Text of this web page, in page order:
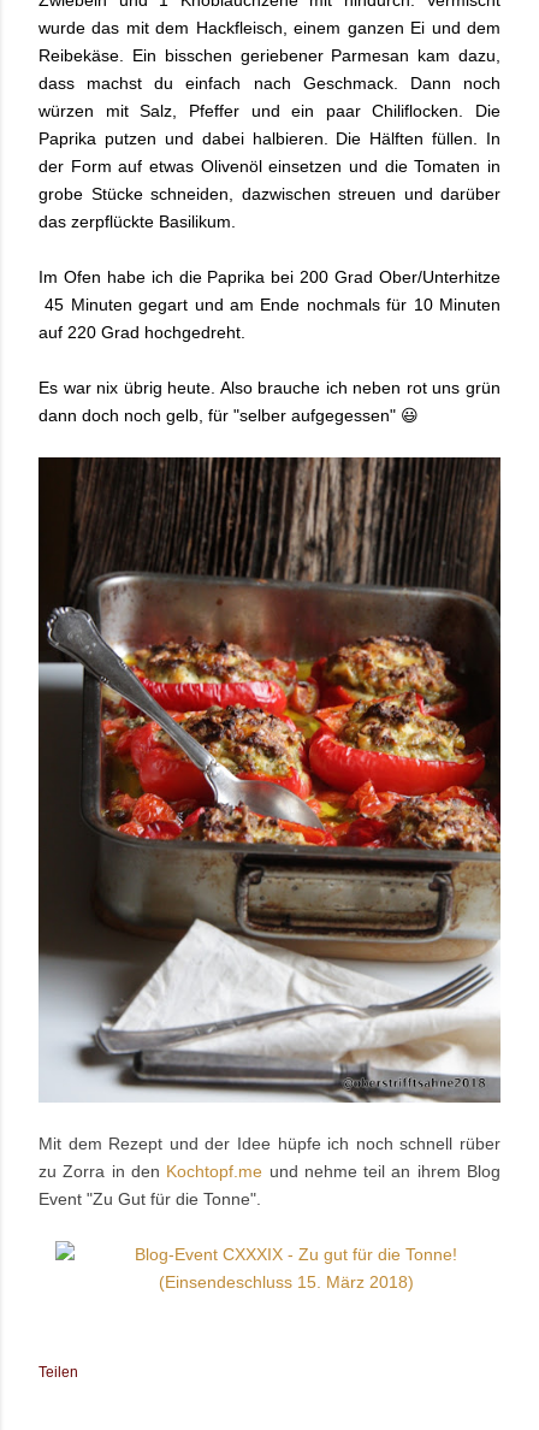
wurde das mit dem Hackfleisch, einem ganzen Ei und dem
Reibekäse. Ein bisschen geriebener Parmesan kam dazu,
dass machst du einfach nach Geschmack. Dann noch
würzen mit Salz, Pfeffer und ein paar Chiliflocken. Die
Paprika putzen und dabei halbieren. Die Hälften füllen. In
der Form auf etwas Olivenöl einsetzen und die Tomaten in
grobe Stücke schneiden, dazwischen streuen und darüber
das zerpflückte Basilikum.
Im Ofen habe ich die Paprika bei 200 Grad Ober/Unterhitze
45 Minuten gegart und am Ende nochmals für 10 Minuten
auf 220 Grad hochgedreht.
Es war nix übrig heute. Also brauche ich neben rot uns grün
dann doch noch gelb, für "selber aufgegessen" 😃
Mit dem Rezept und der Idee hüpfe ich noch schnell rüber
zu Zorra in den Kochtopf.me und nehme teil an ihrem Blog
Event "Zu Gut für die Tonne".
Teilen